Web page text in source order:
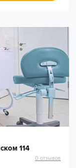
114
0 отзывов